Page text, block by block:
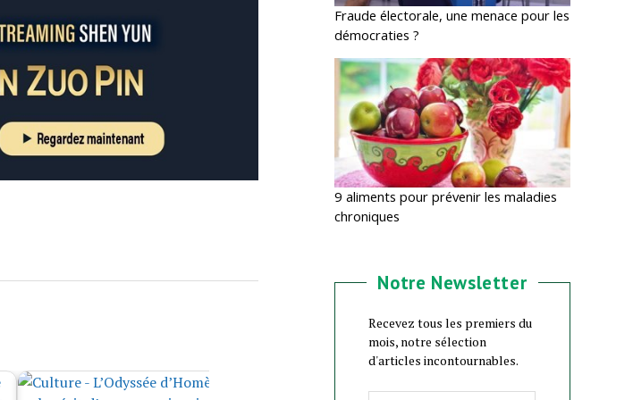
Fraude électorale, une menace pour les
démocraties ?
9 aliments pour prévenir les maladies
chroniques
Notre Newsletter
Recevez tous les premiers du
mois, notre sélection
d'articles incontournables.